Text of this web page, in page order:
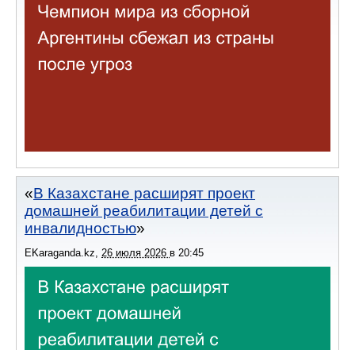
В Казахстане расширят проект
домашней реабилитации детей с
инвалидностью
EKaraganda.kz 26 июля 2026 в 20:45